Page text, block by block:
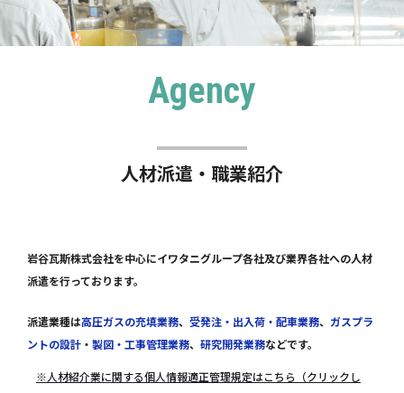
Agency
人材派遣・職業紹介
岩谷瓦斯株式会社を中心にイワタニグループ各社及び業界各社への人材
派遣を行っております。
派遣業種は高圧ガスの充填業務、 受発注・出入荷・配車業務、 ガスプラ
ントの設計 ・ 製図・工事管理業務、 研究開発業務などです。
※人材紹介業に関する個人情報適正管理規定はこちら（クリックし